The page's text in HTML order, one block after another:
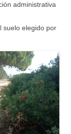
administrativa
suelo elegido por